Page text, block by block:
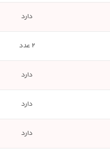
دارد
2 عدد
دارد
دارد
دارد